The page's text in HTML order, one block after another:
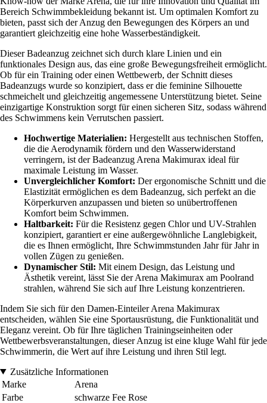
Bereich Schwimmbekleidung bekannt ist. Um optimalen Komfort zu
bieten, passt sich der Anzug den Bewegungen des Körpers an und
garantiert gleichzeitig eine hohe Wasserbeständigkeit.
Dieser Badeanzug zeichnet sich durch klare Linien und ein
funktionales Design aus, das eine große Bewegungsfreiheit ermöglicht.
Ob für ein Training oder einen Wettbewerb, der Schnitt dieses
Badeanzugs wurde so konzipiert, dass er die feminine Silhouette
schmeichelt und gleichzeitig angemessene Unterstützung bietet. Seine
einzigartige Konstruktion sorgt für einen sicheren Sitz, sodass während
des Schwimmens kein Verrutschen passiert.
Hochwertige Materialien: Hergestellt aus technischen Stoffen,
die die Aerodynamik fördern und den Wasserwiderstand
verringern, ist der Badeanzug Arena Makimurax ideal für
maximale Leistung im Wasser.
Unvergleichlicher Komfort: Der ergonomische Schnitt und die
Elastizität ermöglichen es dem Badeanzug, sich perfekt an die
Körperkurven anzupassen und bieten so unübertroffenen
Komfort beim Schwimmen.
Haltbarkeit: Für die Resistenz gegen Chlor und UV-Strahlen
konzipiert, garantiert er eine außergewöhnliche Langlebigkeit,
die es Ihnen ermöglicht, Ihre Schwimmstunden Jahr für Jahr in
vollen Zügen zu genießen.
Dynamischer Stil: Mit einem Design, das Leistung und
Ästhetik vereint, lässt Sie der Arena Makimurax am Poolrand
strahlen, während Sie sich auf Ihre Leistung konzentrieren.
Indem Sie sich für den Damen-Einteiler Arena Makimurax
entscheiden, wählen Sie eine Sportausrüstung, die Funktionalität und
Eleganz vereint. Ob für Ihre täglichen Trainingseinheiten oder
Wettbewerbsveranstaltungen, dieser Anzug ist eine kluge Wahl für jede
Schwimmerin, die Wert auf ihre Leistung und ihren Stil legt.
Zusätzliche Informationen
Marke
Arena
Farbe
schwarze Fee Rose